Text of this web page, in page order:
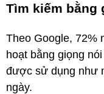
Tìm kiếm bằng
Theo Google, 72%
hoạt bằng giọng
được sử dụng như
ngày.